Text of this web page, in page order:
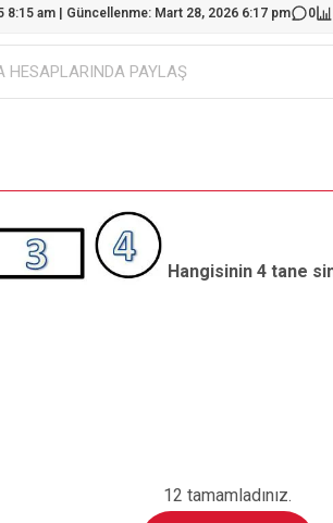
8:15 am | Güncellenme: Mart 28, 2026 6:17 pm 0
HESAPLARINDA PAYLAŞ
Hangisinin 4 tane
12 tamamladınız.